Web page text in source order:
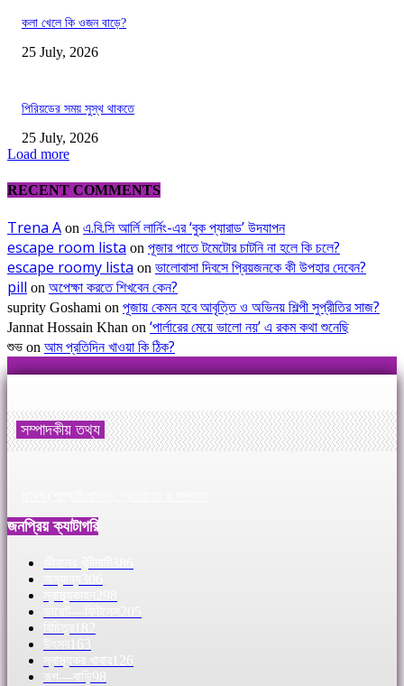
কলা খেলে কি ওজন বাড়ে?
25 July, 2026
পিরিয়ডের সময় সুস্থ থাকতে
25 July, 2026
Load more
RECENT COMMENTS
Trena A on এ.বি.সি আর্লি লার্নিং-এর ‘বুক প্যারাড’ উদযাপন
escape room lista on পূজার পাতে টমেটোর চাটনি না হলে কি চলে?
escape roomy lista on ভালোবাসা দিবসে প্রিয়জনকে কী উপহার দেবেন?
pill on অপেক্ষা করতে শিখবেন কেন?
suprity Goshami on পূজায় কেমন হবে আবৃত্তি ও অভিনয় শিল্পী সুপ্রীতির সাজ?
Jannat Hossain Khan on ‘পার্লারের মেয়ে ভালো নয়’ এ রকম কথা শুনেছি
শুভ on আম প্রতিদিন খাওয়া কি ঠিক?
সম্পাদকীয় তথ্য
জনপ্রিয় ক্যাটাগরি
163
স্বাস্থ্যকর খাবার
126
রূপ—বাড়ি 98